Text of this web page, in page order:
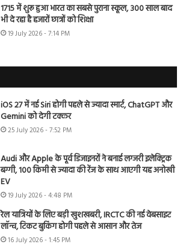
1715 में शुरू हुआ भारत का सबसे पुराना स्कूल, 300 साल बाद
भी दे रहा है हजारों छात्रों को शिक्षा
19 July 2026 - 7:14 PM
iOS 27 में नई Siri होगी पहले से ज्यादा स्मार्ट, ChatGPT और
Gemini को देगी टक्कर
25 July 2026 - 7:52 PM
Audi और Apple के पूर्व डिजाइनरों ने बनाई लग्जरी इलेक्ट्रिक
बग्गी, 100 किमी से ज्यादा की रेंज के साथ आएगी यह अनोखी
EV
19 July 2026 - 4:48 PM
रेल यात्रियों के लिए बड़ी खुशखबरी, IRCTC की नई वेबसाइट
लॉन्च, टिकट बुकिंग होगी पहले से आसान और तेज
16 July 2026 - 1:45 PM